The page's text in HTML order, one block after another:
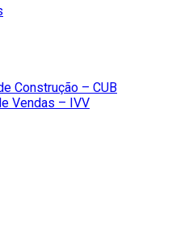
Construção – CUB
Vendas – IVV